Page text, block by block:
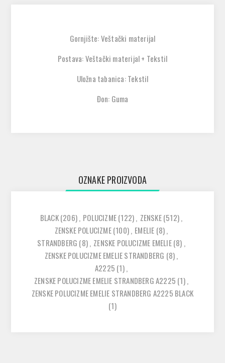
Gornjište: Veštački materijal
Postava: Veštački materijal + Tekstil
Uložna tabanica: Tekstil
Đon: Guma
OZNAKE PROIZVODA
BLACK(206), POLUCIZME(122), ZENSKE(512),
ZENSKE POLUCIZME(100), EMELIE (8),
STRANDBERG (8), ZENSKE POLUCIZME EMELIE(8) ,
ZENSKE POLUCIZME EMELIE STRANDBERG (8),
A2225 (1),
ZENSKE POLUCIZME EMELIE STRANDBERG A2225 (1),
ZENSKE POLUCIZME EMELIE STRANDBERG A2225 BLACK
(1)